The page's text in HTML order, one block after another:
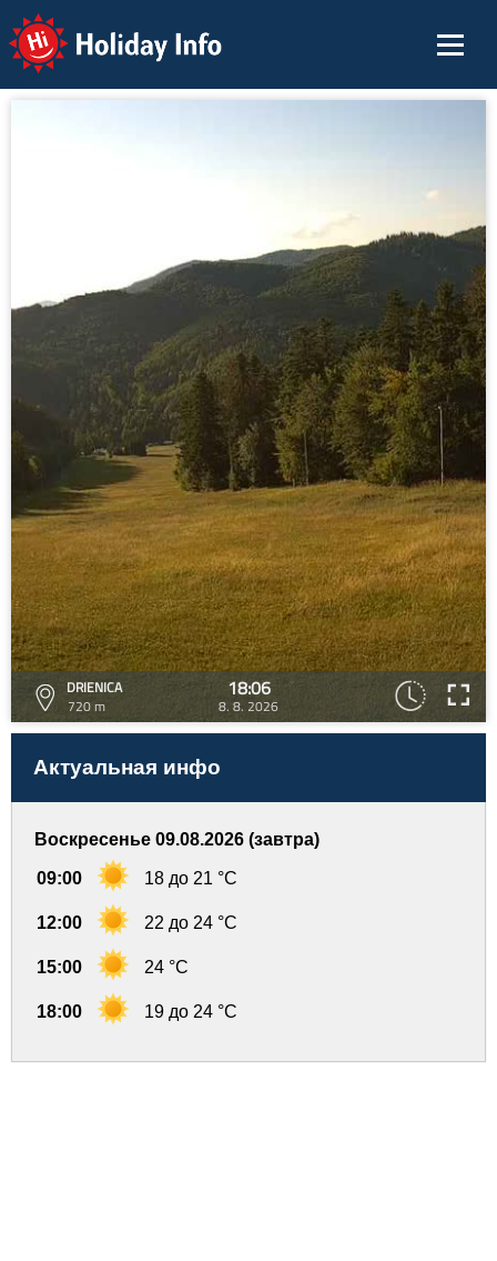
Holiday Info
DRIENICA
720 m
18:06
8. 8. 2026
Актуальная инфо
Воскресенье 09.08.2026 (завтра)
09:00 18 до 21 °C
12:00 22 до 24 °C
15:00 24 °C
18:00 19 до 24 °C